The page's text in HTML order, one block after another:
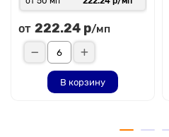
от 222.24 р/мп
В корзину